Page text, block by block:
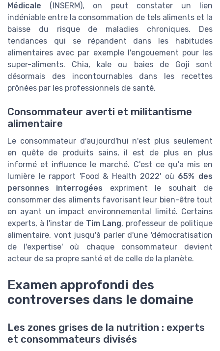
Médicale (INSERM), on peut constater un lien
indéniable entre la consommation de tels aliments et la
baisse du risque de maladies chroniques. Des
tendances qui se répandent dans les habitudes
alimentaires avec par exemple l'engouement pour les
super-aliments. Chia, kale ou baies de Goji sont
désormais des incontournables dans les recettes
prônées par les professionnels de santé.
Consommateur averti et militantisme
alimentaire
Le consommateur d'aujourd'hui n'est plus seulement
en quête de produits sains, il est de plus en plus
informé et influence le marché. C'est ce qu'a mis en
lumière le rapport 'Food & Health 2022' où 65% des
personnes interrogées expriment le souhait de
consommer des aliments favorisant leur bien-être tout
en ayant un impact environnemental limité. Certains
experts, à l'instar de Tim Lang, professeur de politique
alimentaire, vont jusqu'à parler d'une 'démocratisation
de l'expertise' où chaque consommateur devient
acteur de sa propre santé et de celle de la planète.
Examen approfondi des
controverses dans le domaine
Les zones grises de la nutrition : experts
et consommateurs divisés